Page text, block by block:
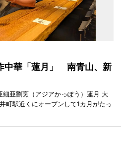
中華「蓮月」 南青山、新
亜割烹（アジアかっぽう）蓮月 大
町駅近くにオープンして1カ月がたっ